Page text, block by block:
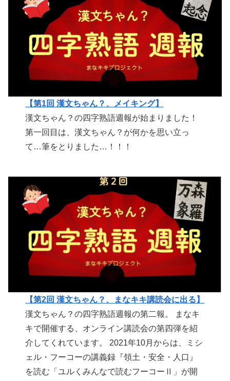
【第1回 漢文ちゃん？、メイキング】
漢文ちゃん？の四字熟語週報が始まりました！
第一回目は、漢文ちゃん？が何かを思い立っ
て…筆をとりました…！！！
【第2回 漢文ちゃん？、まなキキ講読会に出る】
漢文ちゃん？の四字熟語週報の第二報。 まなキ
キで開催する、オンライン講読会の第四弾を紹
介してくれています。 2021年10月からは、ミシ
ェル・フーコーの講義録『領土・安全・人口』
を読む「ユルくみんなで読むフーコーⅡ」が開